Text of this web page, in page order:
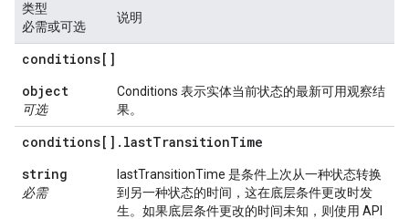
类型
必需或可选
说明
conditions[]
object
可选
Conditions 表示实体当前状态的最新可用观察结
果。
conditions[] . lastTransitionTime
string
必需
lastTransitionTime 是条件上次从一种状态转换
到另一种状态的时间，这在底层条件更改时发
生。如果底层条件更改的时间未知，则使用 API